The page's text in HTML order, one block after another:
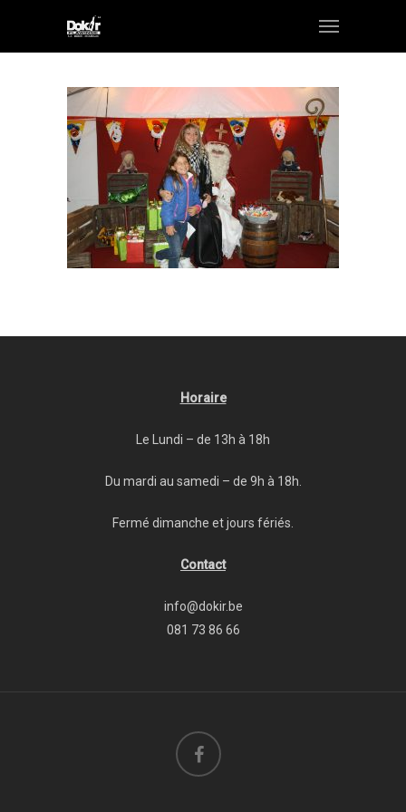
Horaire
Le Lundi – de 13h à 18h
Du mardi au samedi – de 9h à 18h.
Fermé dimanche et jours fériés.
Contact
info@dokir.be
081 73 86 66